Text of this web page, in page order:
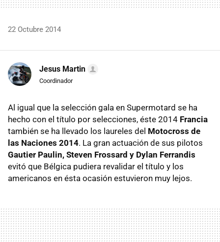
22 Octubre 2014
Jesus Martin
Coordinador
Al igual que la selección gala en Supermotard se ha
hecho con el título por selecciones, éste 2014 Francia
también se ha llevado los laureles del Motocross de
las Naciones 2014. La gran actuación de sus pilotos
Gautier Paulin, Steven Frossard y Dylan Ferrandis
evitó que Bélgica pudiera revalidar el título y los
americanos en ésta ocasión estuvieron muy lejos.